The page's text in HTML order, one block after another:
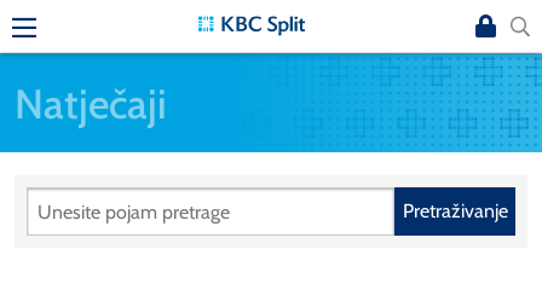
Natječaji
Pretraživanje